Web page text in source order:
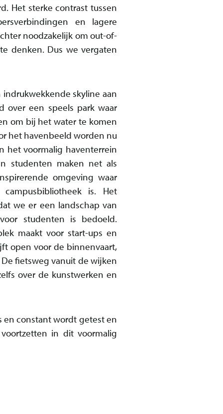
Het sterke contrast tussen
en lagere
noodzakelijk om out-of-
denken. Dus we vergaten
skyline aan
over een speels park waar
om bij het water te komen
het havenbeeld worden nu
het voormalig haventerrein
studenten maken net als
omgeving waar
is. Het
we er een landschap van
studenten is bedoeld.
maakt voor start-ups en
open voor de binnenvaart,
fietsweg vanuit de wijken
over de kunstwerken en
en constant wordt getest en
in dit voormalig